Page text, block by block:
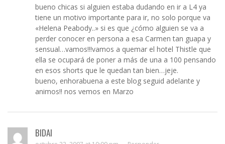
bueno chicas si alguien estaba dudando en ir a L4 ya
tiene un motivo importante para ir, no solo porque va
«Helena Peabody..» si es que ¿cómo alguien se va a
perder conocer en persona a esa Carmen tan guapa y
sensual…vamos!!!vamos a quemar el hotel Thistle que
ella se ocupará de poner a más de una a 100 pensando
en esos shorts que le quedan tan bien…jeje.
bueno, enhorabuena a este blog seguid adelante y
animos!! nos vemos en Marzo
BIDAI